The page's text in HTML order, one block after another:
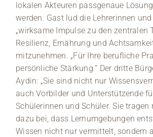
lokalen Akteuren passgenaue
werden. Gast lud die Lehrerinnen und
„wirksame Impulse zu den zentralen
Resilienz, Ernährung und
mitzunehmen. „Für Ihre berufliche
persönliche Stärkung.“ Der dritte
Aydin: „Sie sind nicht nur
auch Vorbilder und Unterstützende
Schülerinnen und Schüler. Sie tragen
dazu bei, dass Lernumgebungen
Wissen nicht nur vermittelt, sondern